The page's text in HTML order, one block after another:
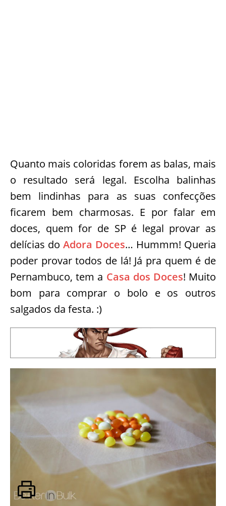
Quanto mais coloridas forem as balas, mais
o resultado será legal. Escolha balinhas
bem lindinhas para as suas confecções
ficarem bem charmosas. E por falar em
doces, quem for de SP é legal provar as
delícias do Adora Doces… Hummm! Queria
poder provar todos de lá! Já pra quem é de
Pernambuco, tem a Casa dos Doces! Muito
bom para comprar o bolo e os outros
salgados da festa. :)